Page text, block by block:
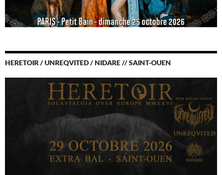
HERETOIR / UNREQVITED / NIDARE // SAINT-OUEN